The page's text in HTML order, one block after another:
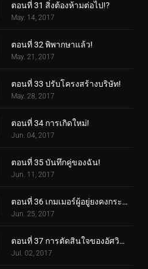
ตอนที่ 31 สิ่งต้องห้ามต่อไป!?
May. 14, 2017
ตอนที่ 32 พิพากษาแล้ว!
May. 21, 2017
ตอนที่ 33 ปรับโครงสร้างบริษัท!
May. 28, 2017
ตอนที่ 34 การเกิดใหม่!
Jun. 04, 2017
ตอนที่ 35 บันทึกคู่ของฉัน!
Jun. 11, 2017
ตอนที่ 36 เกมเมอร์ผู้อยู่ยงคงกระพัน!
Jun. 25, 2017
ตอนที่ 37 การตัดสินใจของอัศวินขาว!
Jul. 02, 2017